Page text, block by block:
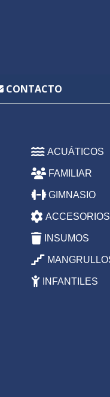
CONTACTO
ACUÁTICOS
FAMILIAR
GIMNASIO
ACCESORIOS
INSUMOS
INFANTILES